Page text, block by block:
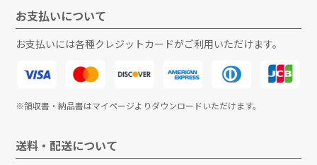
お支払いについて
お支払いには各種クレジットカードがご利用いただけます。
※領収書・納品書はマイページよりダウンロードいただけます。
送料・配送について